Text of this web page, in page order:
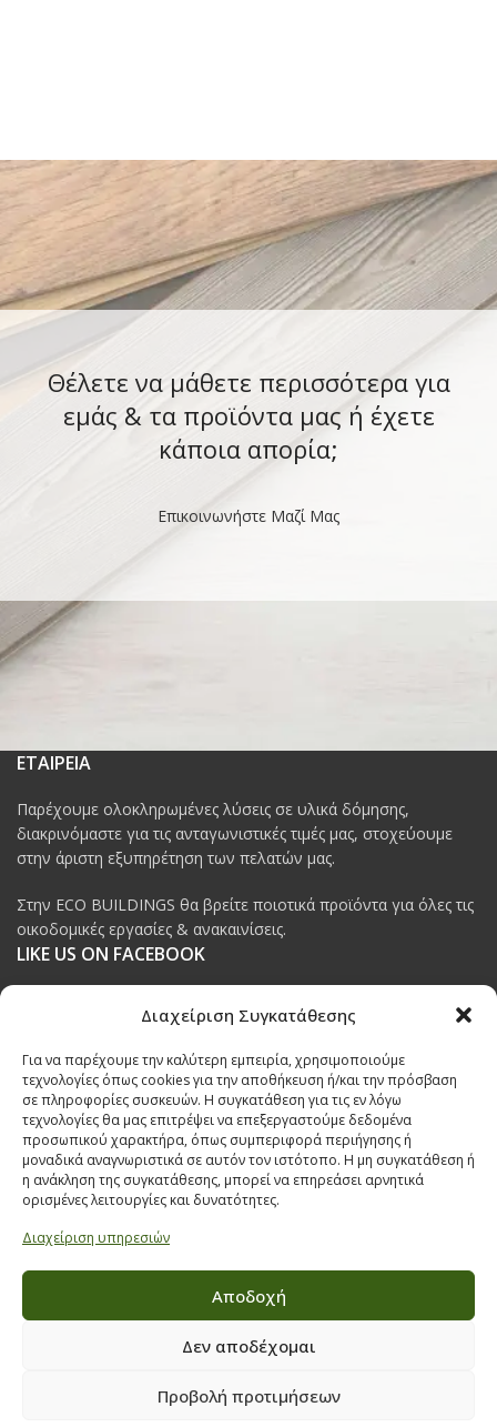
Διαχείριση Συγκατάθεσης
Για να παρέχουμε την καλύτερη εμπειρία, χρησιμοποιούμε
τεχνολογίες όπως cookies για την αποθήκευση ή/και την πρόσβαση
σε πληροφορίες συσκευών. Η συγκατάθεση για τις εν λόγω
τεχνολογίες θα μας επιτρέψει να επεξεργαστούμε δεδομένα
προσωπικού χαρακτήρα, όπως συμπεριφορά περιήγησης ή
μοναδικά αναγνωριστικά σε αυτόν τον ιστότοπο. Η μη συγκατάθεση ή
η ανάκληση της συγκατάθεσης, μπορεί να επηρεάσει αρνητικά
ορισμένες λειτουργίες και δυνατότητες.
Διαχείριση υπηρεσιών
Αποδοχή
Δεν αποδέχομαι
Προβολή προτιμήσεων
Θέλετε να μάθετε περισσότερα για
εμάς & τα προϊόντα μας ή έχετε
κάποια απορία;
Επικοινωνήστε Μαζί Μας
ΕΤΑΙΡΕΙΑ
Παρέχουμε ολοκληρωμένες λύσεις σε υλικά δόμησης,
διακρινόμαστε για τις ανταγωνιστικές τιμές μας, στοχεύουμε
στην άριστη εξυπηρέτηση των πελατών μας.
Στην ECO BUILDINGS θα βρείτε ποιοτικά προϊόντα για όλες τις
οικοδομικές εργασίες & ανακαινίσεις.
LIKE US ON FACEBOOK
ΠΟΛΙΤΙΚΗ ΠΡΟΣΤΑΣΙΑΣ ΔΕΔΟΜΕΝΩΝ
Πολιτική Προστασίας Δεδομένων
Δήλωση Υπευθύνου Προστασίας Προσωπικών Δεδομένων
Ανάλυση Cookies
Όροι & προϋποθέσεις διαγωνισμού
ΣΤΟΙΧΕΙΑ ΕΠΙΚΟΙΝΩΝΙΑΣ
Παπαναστασίου 209,